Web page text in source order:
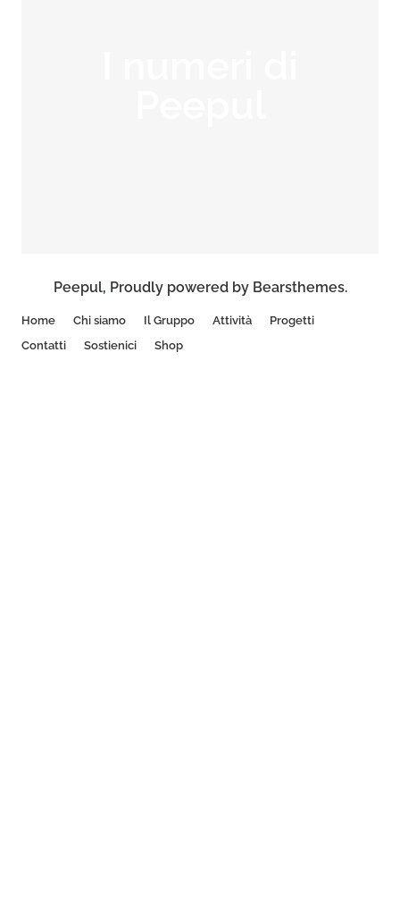
Peepul, Proudly powered by Bearsthemes.
Home Chi siamo Il Gruppo Attività
Progetti
Contatti
Sostienici Shop